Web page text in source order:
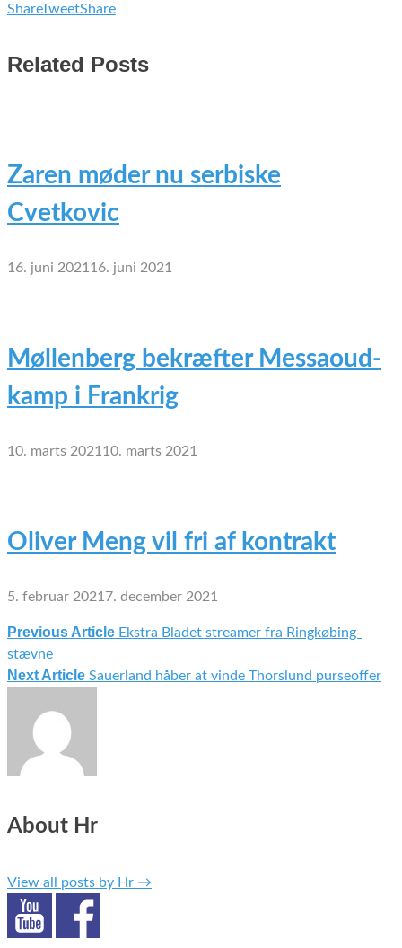
ShareTweetShare
Related Posts
Zaren møder nu serbiske
Cvetkovic
16. juni 2021 16. juni 2021
Møllenberg bekræfter Messaoud-
kamp i Frankrig
10. marts 2021 10. marts 2021
Oliver Meng vil fri af kontrakt
5. februar 2021 7. december 2021
Indlægsnavigation
Previous Article Ekstra Bladet streamer fra Ringkøbing-
stævne
Next Article Sauerland håber at vinde Thorslund purseoffer
About Hr
View all posts by Hr →